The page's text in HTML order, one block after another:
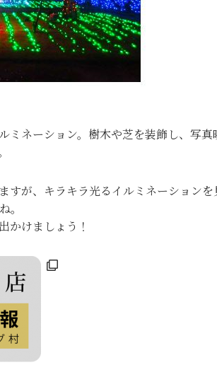
ミネーション。樹木や芝を装飾し、写真
すが、キラキラ光るイルミネーションを
。
かけましょう！